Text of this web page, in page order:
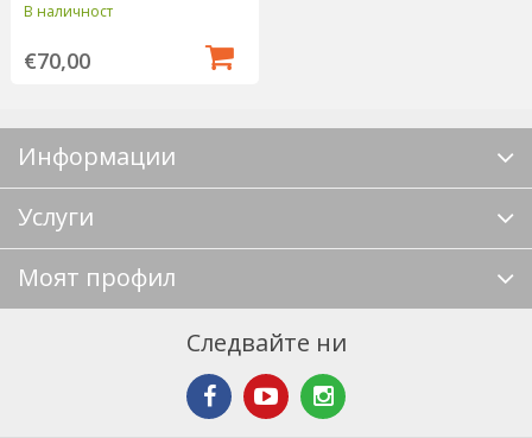
В наличност
€70,00
Информации
Услуги
Моят профил
Следвайте ни